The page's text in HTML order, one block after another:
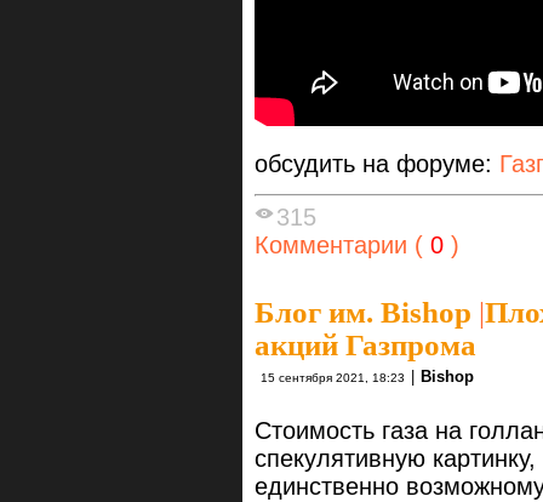
обсудить на форуме:
315
Комментарии ( 0 )
Блог им. Bishop |
акций Газпрома
15 сентября 2021, 18:23 Bishop
Стоимость газа на
спекулятивную
единственно